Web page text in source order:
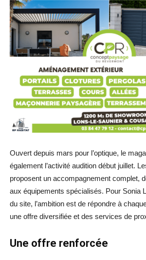
Ouvert depuis mars pour l’optique, le
également l’activité audition début juillet.
proposent un accompagnement complet,
aux équipements spécialisés. Pour Sonia
du site, l’ambition est de répondre à
une offre diversifiée et des services de
Une offre renforcée